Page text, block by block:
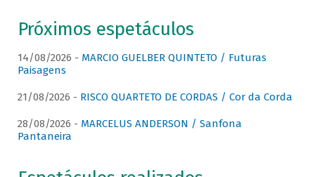
Próximos espetáculos
14/08/2026 - MARCIO GUELBER QUINTETO / Futuras
Paisagens
21/08/2026 - RISCO QUARTETO DE CORDAS / Cor da Corda
28/08/2026 - MARCELUS ANDERSON / Sanfona
Pantaneira